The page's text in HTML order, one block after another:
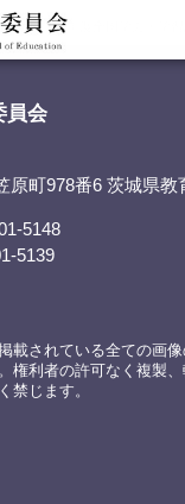
供>令和5年度全国学力・学習
員会
原町978番6 茨城県教
5148
5139
載されている全ての画
権利者の許可なく複製
禁じます。